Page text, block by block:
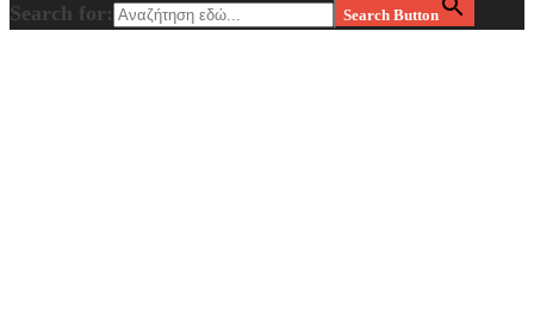
Search for: Search Button